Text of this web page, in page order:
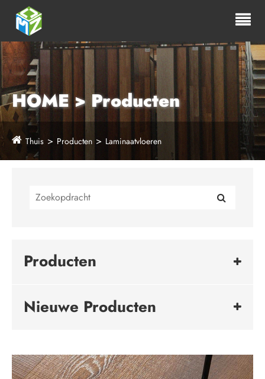
HOME > Producten
Thuis Producten Laminaatvloeren
Producten
Nieuwe Producten